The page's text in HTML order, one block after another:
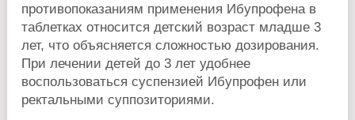
противопоказаниям применения Ибупрофена в
таблетках относится детский возраст младше 3
лет, что объясняется сложностью дозирования.
При лечении детей до 3 лет удобнее
воспользоваться суспензией Ибупрофен или
ректальными суппозиториями.